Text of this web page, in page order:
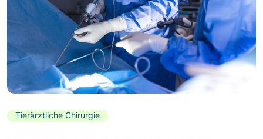
Tierärztliche Chirurgie